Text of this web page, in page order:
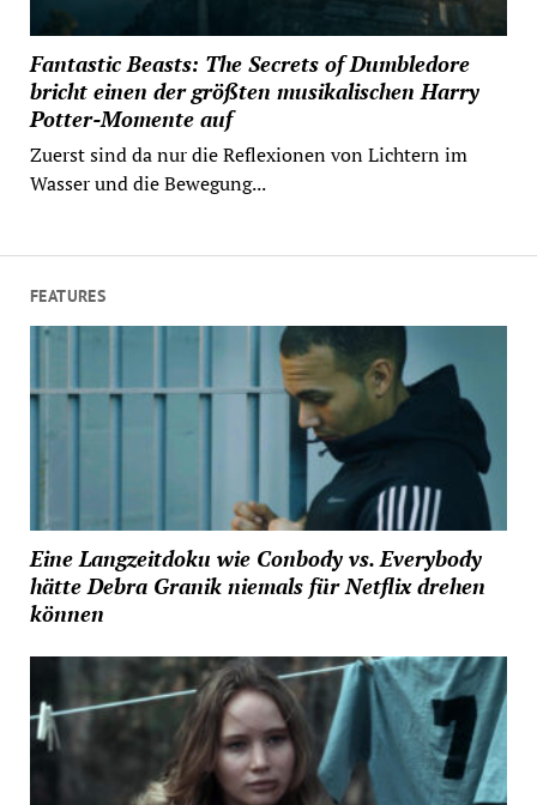
Fantastic Beasts: The Secrets of Dumbledore
bricht einen der größten musikalischen Harry
Potter-Momente auf
Zuerst sind da nur die Reflexionen von Lichtern im
Wasser und die Bewegung...
FEATURES
Eine Langzeitdoku wie Conbody vs. Everybody
hätte Debra Granik niemals für Netflix drehen
können